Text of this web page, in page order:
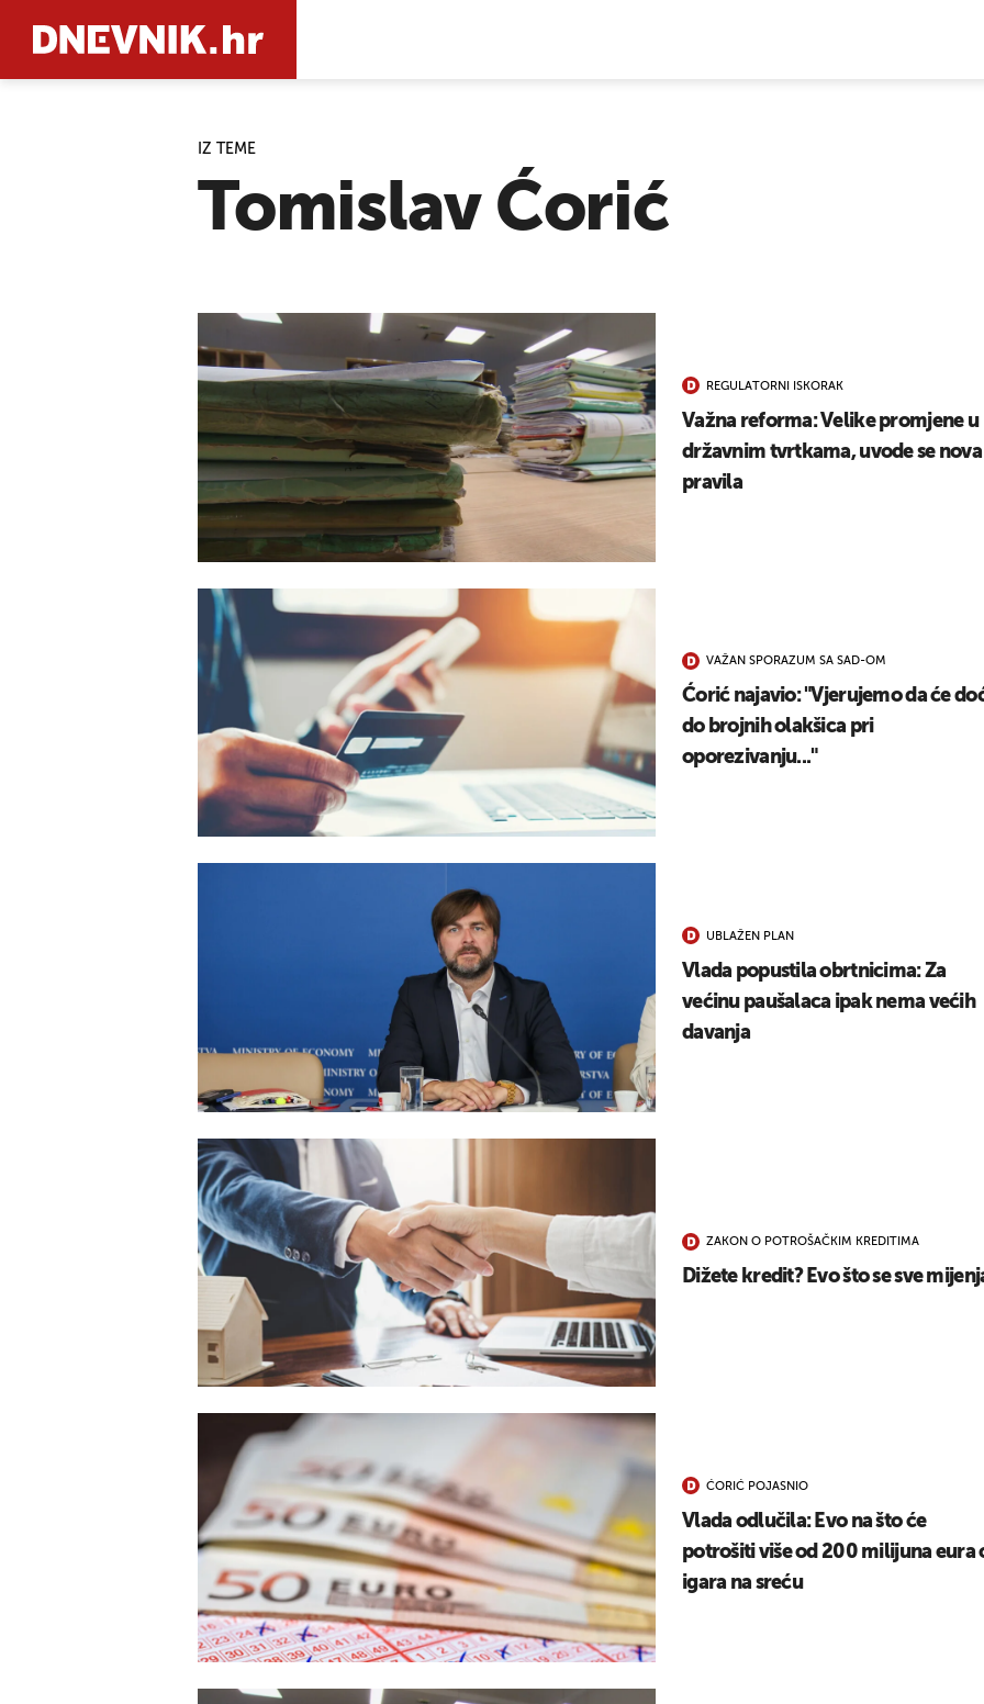
IZ TEME
Tomislav Ćorić
REGULATORNI ISKORAK
Važna reforma: Velike promjene u
državnim tvrtkama, uvode se nova
pravila
VAŽAN SPORAZUM SA SAD-OM
Ćorić najavio: "Vjerujemo da će
do brojnih olakšica pri
oporezivanju..."
UBLAŽEN PLAN
Vlada popustila obrtnicima: Za
većinu paušalaca ipak nema većih
davanja
ZAKON O POTROŠAČKIM KREDITIMA
Dižete kredit? Evo što se sve
ĆORIĆ POJASNIO
Vlada odlučila: Evo na što će
potrošiti više od 200 milijuna eura
igara na sreću